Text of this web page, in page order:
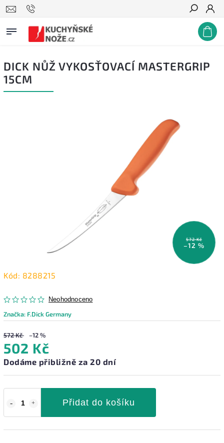
Hledat
DICK NŮŽ VYKOSŤOVACÍ MASTERGRIP
15CM
572 Kč
–12 %
Kód: 8288215
Neohodnoceno
Značka: F.Dick Germany
572 Kč –12 %
502 Kč
Dodáme přibližně za 20 dní
Přidat do košíku